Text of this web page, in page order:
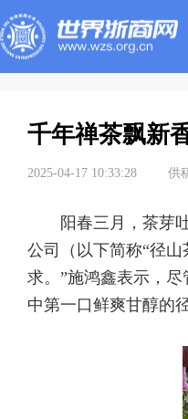
千年禅茶飘新
2025-04-17 10:33:28 供
阳春三月，茶芽
公司（以下简称“径
求。”施鸿鑫表示，
中第一口鲜爽甘醇的